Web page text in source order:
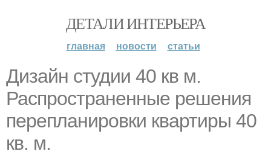
ДЕТАЛИ ИНТЕРЬЕРА
главная новости статьи
Дизайн студии 40 кв м.
Распространенные решения
перепланировки квартиры 40
кв. м.